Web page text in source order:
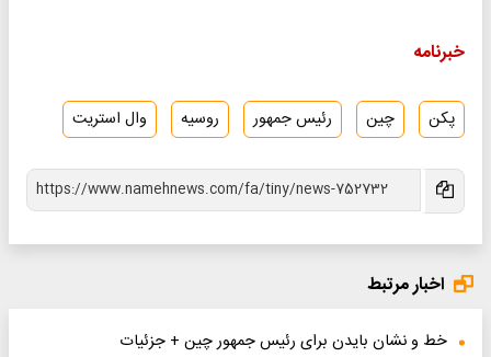
خبرنامه
پکن چین رئیس جمهور روسیه وال استریت
اخبار مرتبط
خط و نشان بایدن برای رئیس جمهور چین + جزئیات